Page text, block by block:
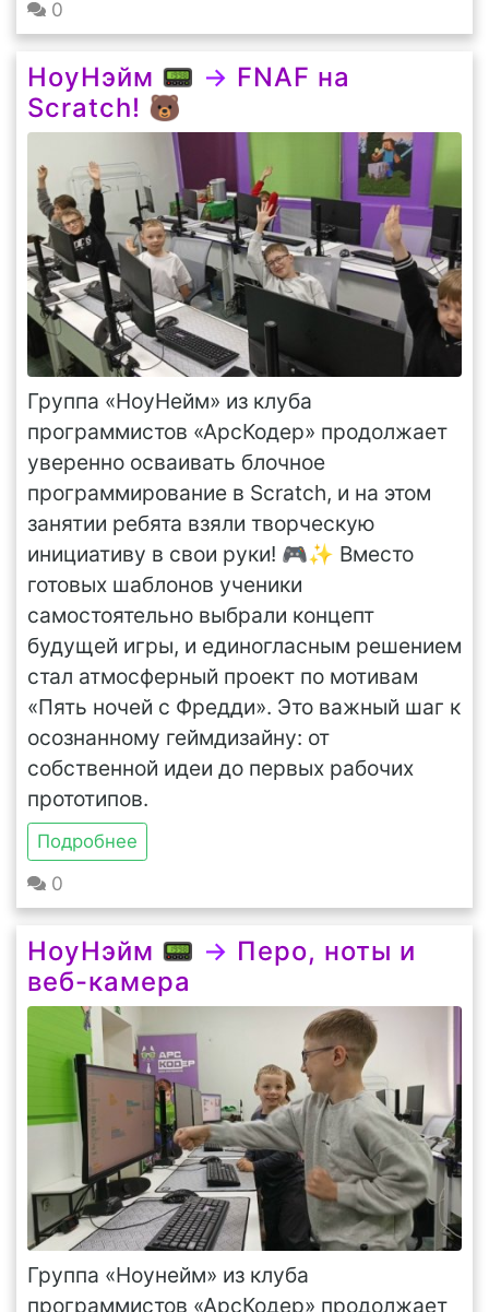
0
НоуНэйм 📟 → FNAF на
Scratch! 🐻
Группа «НоуНейм» из клуба
программистов «АрсКодер» продолжает
уверенно осваивать блочное
программирование в Scratch, и на этом
занятии ребята взяли творческую
инициативу в свои руки! 🎮✨ Вместо
готовых шаблонов ученики
самостоятельно выбрали концепт
будущей игры, и единогласным решением
стал атмосферный проект по мотивам
«Пять ночей с Фредди». Это важный шаг к
осознанному геймдизайну: от
собственной идеи до первых рабочих
прототипов.
Подробнее
0
НоуНэйм 📟 → Перо, ноты и
веб-камера
Группа «Ноунейм» из клуба
программистов «АрсКодер» продолжает